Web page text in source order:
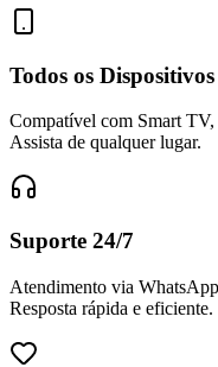
Todos os Dispositivos
Compatível com Smart
Assista de qualquer lugar.
Suporte 24/7
Atendimento via
Resposta rápida e eficiente.